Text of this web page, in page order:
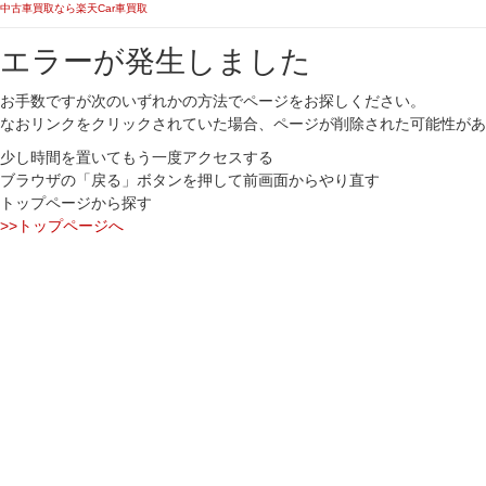
中古車買取なら楽天Car車買取
エラーが発生しました
お手数ですが次のいずれかの方法でページをお探しください。
なおリンクをクリックされていた場合、ページが削除された可能性が
少し時間を置いてもう一度アクセスする
ブラウザの「戻る」ボタンを押して前画面からやり直す
トップページから探す
>>トップページへ